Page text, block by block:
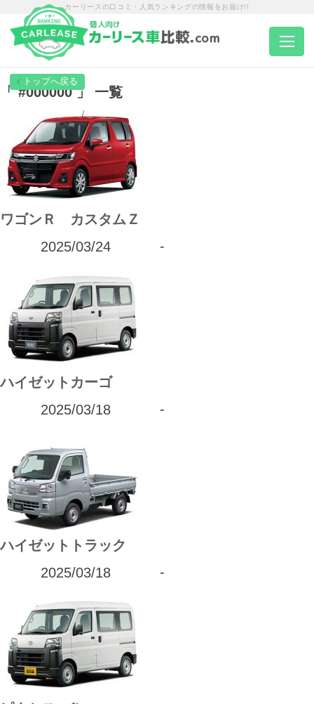
カーリースの口コミ・人気ランキングの情報をお届け!!
トップページ
カーリース一覧
エリア別ランキング
エリア別店舗一覧
カーリース体験談
お役立ち記事
「 #000000 」 一覧
ワゴンＲ カスタムＺ
2025/03/24
-
ハイゼットカーゴ
2025/03/18
-
ハイゼットトラック
2025/03/18
-